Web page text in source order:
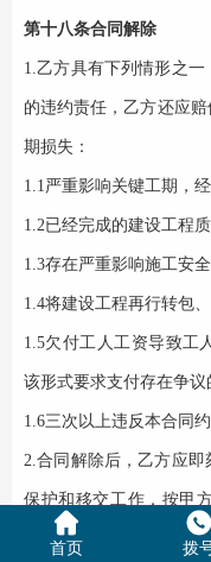
第十八条合同解除
1.乙方具有下列情形之
的违约责任，乙方还应
期损失：
1.1严重影响关键工期，
1.2已经完成的建设工程
1.3存在严重影响施工安
1.4将建设工程再行转包、
1.5欠付工人工资导致工
该形式要求支付存在争议
1.6三次以上违反本合同
2.合同解除后，乙方应
保护和移交工作，按甲
地，否则乙方还要赔偿
首页 拨